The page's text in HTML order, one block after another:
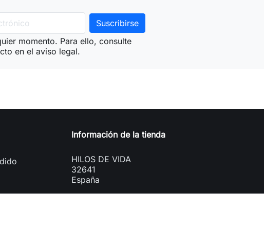
momento. Para ello, consulte
en el aviso legal.
Información de la tienda
HILOS DE VIDA
32641
España